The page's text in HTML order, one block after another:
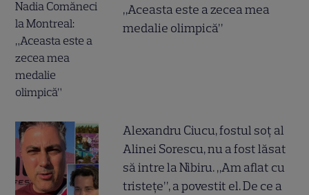
„Aceasta este a zecea mea
medalie olimpică”
Alexandru Ciucu, fostul soț al
Alinei Sorescu, nu a fost lăsat
să intre la Nibiru. „Am aflat cu
tristețe”, a povestit el. De ce a